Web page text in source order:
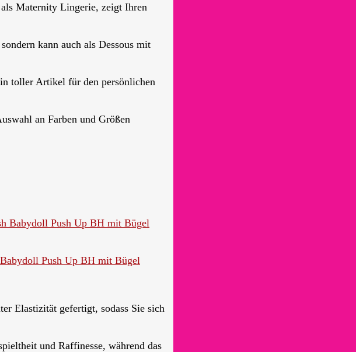
Maternity Lingerie, zeigt Ihren
kann auch als Dessous mit
toller Artikel für den persönlichen
an Farben und Größen
Push Up BH mit Bügel
Elastizität gefertigt, sodass Sie sich
und Raffinesse, während das